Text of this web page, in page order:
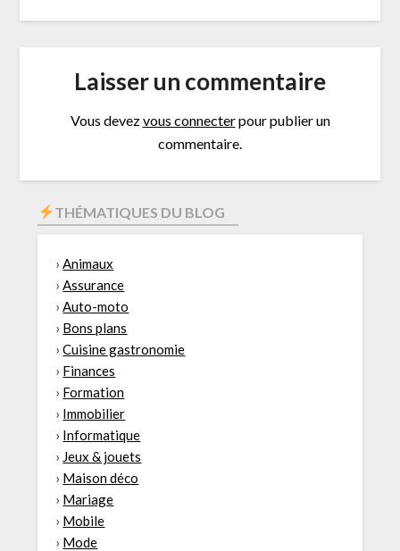
Laisser un commentaire
Vous devezvous connecterpour publier un
commentaire.
THÉMATIQUES DU BLOG
›Animaux
›Assurance
›Auto-moto
› Bons plans
›Cuisine gastronomie
› Finances
› Formation
› Immobilier
› Informatique
› Jeux & jouets
› Maison déco
› Mariage
› Mobile
› Mode